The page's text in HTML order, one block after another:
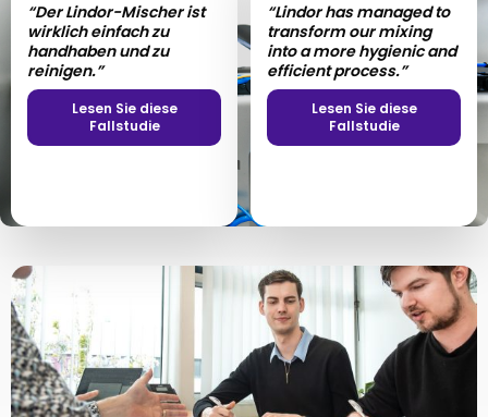
“Der Lindor-Mischer ist
wirklich einfach zu
handhaben und zu
reinigen.”
Lesen Sie diese
Fallstudie
“Lindor has managed to
transform our mixing
into a more hygienic and
efficient process.”
Lesen Sie diese
Fallstudie